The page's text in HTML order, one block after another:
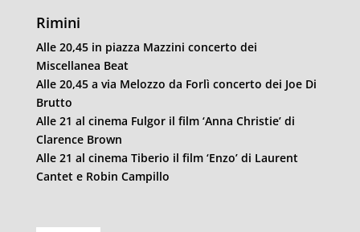
Rimini
Alle 20,45 in piazza Mazzini concerto dei
Miscellanea Beat
Alle 20,45 a via Melozzo da Forlì concerto dei Joe Di
Brutto
Alle 21 al cinema Fulgor il film ‘Anna Christie’ di
Clarence Brown
Alle 21 al cinema Tiberio il film ‘Enzo’ di Laurent
Cantet e Robin Campillo